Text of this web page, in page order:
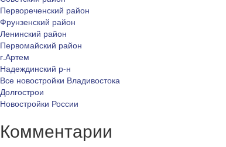
Первореченский район
Фрунзенский район
Ленинский район
Первомайский район
г.Артем
Надеждинский р-н
Все новостройки Владивостока
Долгострои
Новостройки России
Комментарии